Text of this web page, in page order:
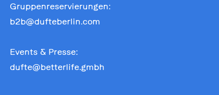
Gruppenreservierungen:
b2b@dufteberlin.com
Events & Presse:
dufte@betterlife.gmbh